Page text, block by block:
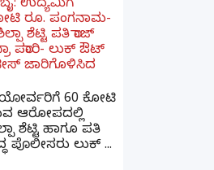
ಉದ್ಯಮಿಗೆ
ರೂ. ಪಂಗನಾಮ-
ಶೆಟ್ಟಿ ಪತಿ ರಾಜ್
ಪರಾರಿ- ಲುಕ್ ಔಟ್
ಜಾರಿಗೊಳಿಸಿದ
60 ಕೋಟಿ
ಆರೋಪದಲ್ಲಿ
ಶೆಟ್ಟಿ ಹಾಗೂ ಪತಿ
ಪೊಲೀಸರು ಲುಕ್ ...